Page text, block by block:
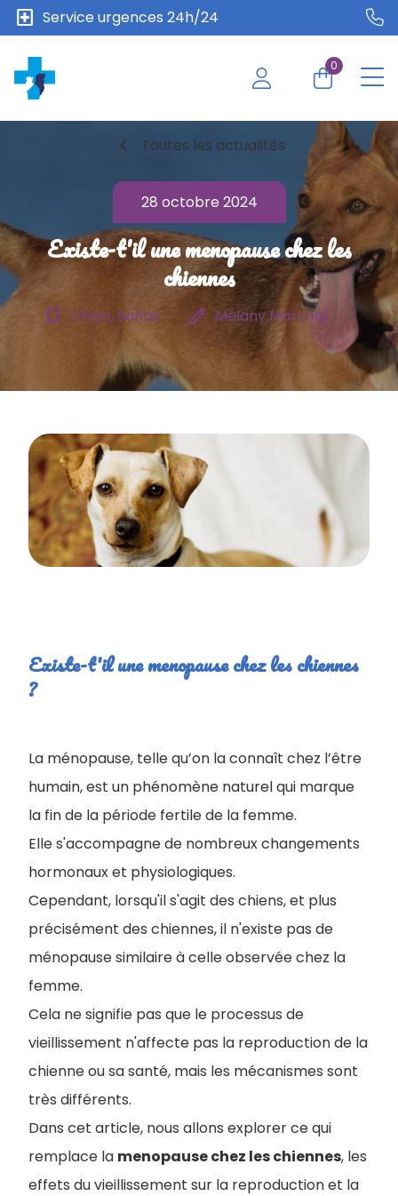
local_hospital Service urgences 24h/24
0
chevron_left Toutes les actualités
28 octobre 2024
Existe-t'il une menopause chez les
chiennes
bookmark_border Chien, Santé edit Mélany Marchal
Existe-t'il une menopause chez les chiennes
?
La ménopause, telle qu’on la connaît chez l’être
humain, est un phénomène naturel qui marque
la fin de la période fertile de la femme.
Elle s'accompagne de nombreux changements
hormonaux et physiologiques.
Cependant, lorsqu'il s'agit des chiens, et plus
précisément des chiennes, il n'existe pas de
ménopause similaire à celle observée chez la
femme.
Cela ne signifie pas que le processus de
vieillissement n'affecte pas la reproduction de la
chienne ou sa santé, mais les mécanismes sont
très différents.
Dans cet article, nous allons explorer ce qui
remplace la menopause chez les chiennes, les
effets du vieillissement sur la reproduction et la